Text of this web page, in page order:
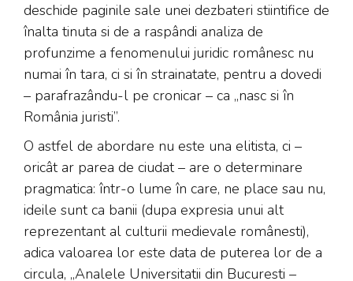
deschide paginile sale unei dezbateri stiintifice de
înalta tinuta si de a raspândi analiza de
profunzime a fenomenului juridic românesc nu
numai în tara, ci si în strainatate, pentru a dovedi
– parafrazându-l pe cronicar – ca „nasc si în
România juristi”.
O astfel de abordare nu este una elitista, ci –
oricât ar parea de ciudat – are o determinare
pragmatica: într-o lume în care, ne place sau nu,
ideile sunt ca banii (dupa expresia unui alt
reprezentant al culturii medievale românesti),
adica valoarea lor este data de puterea lor de a
circula, „Analele Universitatii din Bucuresti –